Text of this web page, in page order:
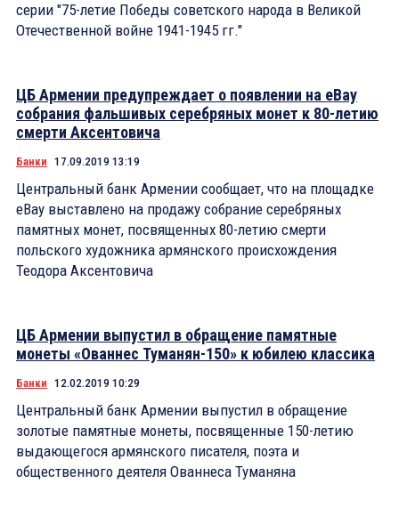
серии "75-летие Победы советского народа в Великой
Отечественной войне 1941-1945 гг."
ЦБ Армении предупреждает о появлении на eBay
собрания фальшивых серебряных монет к 80-летию
смерти Аксентовича
Банки 17.09.2019 13:19
Центральный банк Армении сообщает, что на площадке
eBay выставлено на продажу собрание серебряных
памятных монет, посвященных 80-летию смерти
польского художника армянского происхождения
Теодора Аксентовича
ЦБ Армении выпустил в обращение памятные
монеты «Ованнес Туманян-150» к юбилею классика
Банки 12.02.2019 10:29
Центральный банк Армении выпустил в обращение
золотые памятные монеты, посвященные 150-летию
выдающегося армянского писателя, поэта и
общественного деятеля Ованнеса Туманяна